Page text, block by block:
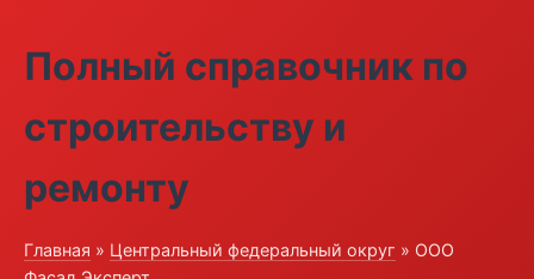
Полный справочник по
строительству и
ремонту
Главная » Центральный федеральный округ » ООО